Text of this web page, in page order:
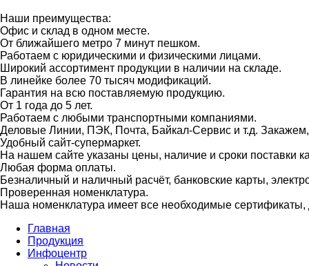
Наши преимущества:
Офис и склад в одном месте.
От ближайшего метро 7 минут пешком.
Работаем с юридическими и физическими лицами.
Широкий ассортимент продукции в наличии на складе.
В линейке более 70 тысяч модификаций.
Гарантия на всю поставляемую продукцию.
От 1 года до 5 лет.
Работаем с любыми транспортными компаниями.
Деловые Линии, ПЭК, Почта, Байкал-Сервис и т.д.
Удобный сайт-супермаркет.
На нашем сайте указаны цены, наличие и сроки поставки
Любая форма оплаты.
Безналичный и наличный расчёт, банковские карты,
Проверенная номенклатура.
Наша номенклатура имеет все необходимые
Главная
Продукция
Инфоцентр